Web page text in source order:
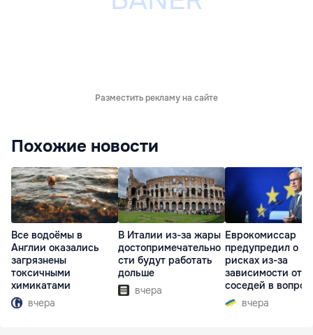
Разместить рекламу на сайте
Похожие новости
Все водоёмы в
Англии оказались
загрязнены
токсичными
химикатами
вчера
В Италии из-за жары
достопримечательно
сти будут работать
дольше
вчера
Еврокомиссар
предупредил о
рисках из-за
зависимости от
соседей в
границ
вчера